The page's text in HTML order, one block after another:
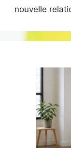
nouvelle